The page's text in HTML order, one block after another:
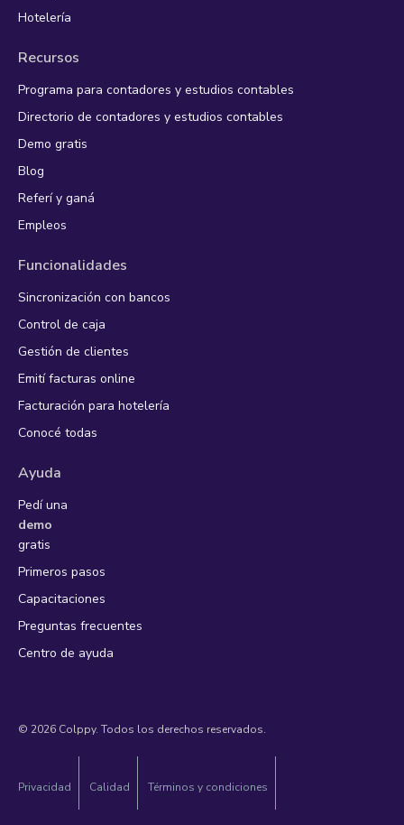
Hotelería
Recursos
Programa para contadores y estudios contables
Directorio de contadores y estudios contables
Demo gratis
Blog
Referí y ganá
Empleos
Funcionalidades
Sincronización con bancos
Control de caja
Gestión de clientes
Emití facturas online
Facturación para hotelería
Conocé todas
Ayuda
Pedí una
demo
gratis
Primeros pasos
Capacitaciones
Preguntas frecuentes
Centro de ayuda
© 2026 Colppy. Todos los derechos reservados.
Privacidad Calidad Términos y condiciones